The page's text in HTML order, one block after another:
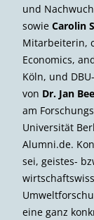
und
sowie Carolin
Mitarbeiterin,
Economics,
Köln, und
von Dr. Jan
am
Universität
Alumni.de.
sei, geistes-
eine ganz